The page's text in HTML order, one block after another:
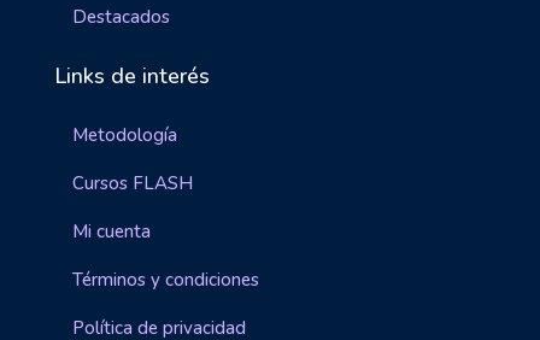
Destacados
Links de interés
Metodología
Cursos FLASH
Mi cuenta
Términos y condiciones
Política de privacidad